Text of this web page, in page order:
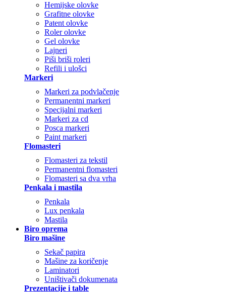
Hemijske olovke
Grafitne olovke
Patent olovke
Roler olovke
Gel olovke
Lajneri
Piši briši roleri
Refili i ulošci
Markeri
Markeri za podvlačenje
Permanentni markeri
Specijalni markeri
Markeri za cd
Posca markeri
Paint markeri
Flomasteri
Flomasteri za tekstil
Permanentni flomasteri
Flomasteri sa dva vrha
Penkala i mastila
Penkala
Lux penkala
Mastila
Biro oprema
Biro mašine
Sekač papira
Mašine za koričenje
Laminatori
Uništivači dokumenata
Prezentacije i table